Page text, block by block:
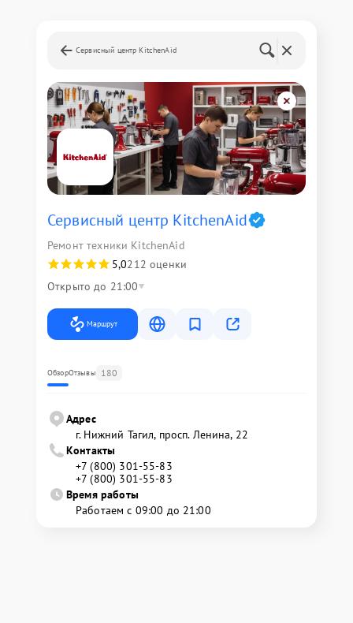
Сервисный центр KitchenAid
Сервисный центр KitchenAid
Ремонт техники KitchenAid
5,0212 оценки
Открыто до 21:00
Маршрут
ОбзорОтзывы 180
Адрес
г. Нижний Тагил, просп. Ленина, 22
Контакты
+7 (800) 301-55-83
+7 (800) 301-55-83
Время работы
Работаем с 09:00 до 21:00